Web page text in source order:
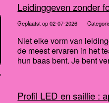
Leidinggeven zonder
Geplaatst op 02-07-2026
Niet elke vorm van
de meest ervaren in het
hun baas bent. Je bent
Profil LED en saillie :